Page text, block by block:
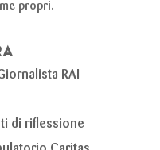
propri.
RAI
di riflessione